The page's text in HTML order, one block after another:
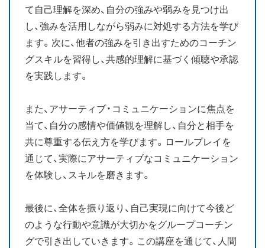
て自己理解を深め、自分の強みや弱みを見つけ出
し、強みを活用しながら弱みに対処する方法を学び
ます。次に、他者の強みを引き出すためのコーチン
グスキルを習得し、共感的理解に基づく傾聴や承認
を実践します。
また、アサーティブ・コミュニケーションに焦点を
当て、自分の感情や価値観を理解し、自分と相手を
共に尊重する伝え方を学びます。ロールプレイを
通じて、実際にアサーティブなコミュニケーション
を体験し、スキルを磨きます。
最後に、全体を振り返り、自己実現に向けて今後ど
のような行動や意識が大切かをグループコーチン
グで引き出していきます。この講座を通じて、人間